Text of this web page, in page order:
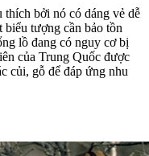
bởi nó có dáng vẻ dễ
tượng cần bảo tồn
lồ đang có nguy cơ bị
của Trung Quốc được
củi, gỗ để đáp ứng nhu